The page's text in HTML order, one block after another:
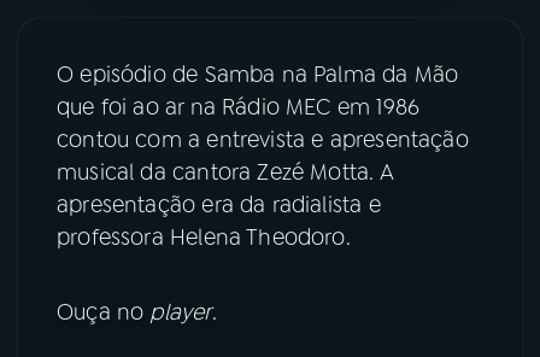
06VIDEOCASTS
07ÚLTIMAS
08 PRÊMIO RÁDIO MEC
ACOMPANHE A RÁDIO MEC
O episódio de Samba na Palma da Mão
que foi ao ar na Rádio MEC em 1986
contou com a entrevista e apresentação
musical da cantora Zezé Motta. A
apresentação era da radialista e
professora Helena Theodoro.
Ouça no player.